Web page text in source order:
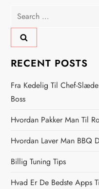
t
n
a
v
i
g
a
t
Search
for:
RECENT POSTS
Fra Kedelig Til Chef-
Boss
Hvordan Pakker Man Til
Hvordan Laver Man BBQ
Billig Tuning Tips
Hvad Er De Bedste Apps